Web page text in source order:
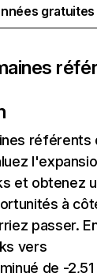
référents
et obtenez
à
passer.
vers
de -